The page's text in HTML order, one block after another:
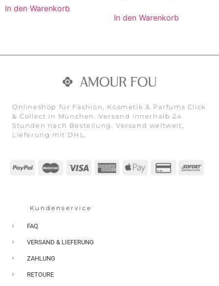
In den Warenkorb
In den Warenkorb
Onlineshop für Fashion, Kosmetik & Parfums Click
& Collect in München. Versand innerhalb 24
Stunden nach Bestellung. Versand weltweit,
Lieferung mit DHL.
Kundenservice
FAQ
VERSAND & LIEFERUNG
ZAHLUNG
RETOURE